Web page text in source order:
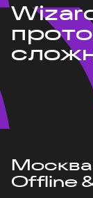
Москва
Offline